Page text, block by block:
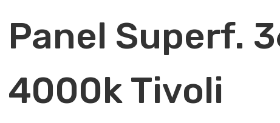
Panel Superf.
4000k Tivoli